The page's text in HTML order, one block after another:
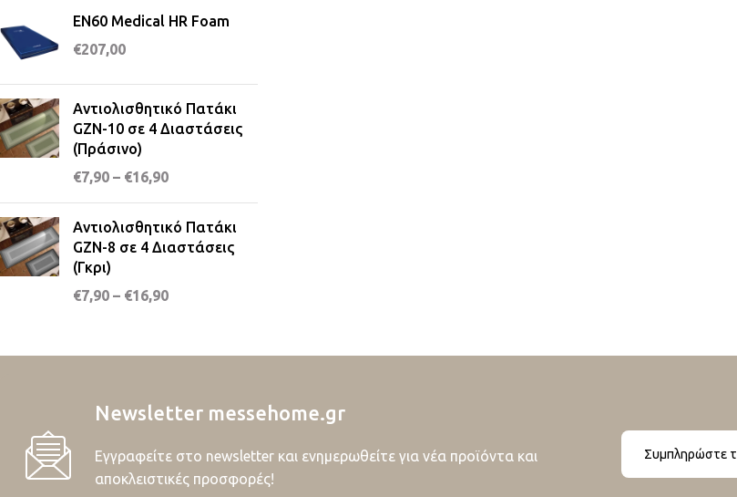
EN60 Medical HR Foam
€207,00
Αντιολισθητικό Πατάκι
GZN-10 σε 4 Διαστάσεις
(Πράσινο)
€7,90 – €16,90
Αντιολισθητικό Πατάκι
GZN-8 σε 4 Διαστάσεις
(Γκρι)
€7,90 – €16,90
Newsletter messehome.gr
Εγγραφείτε στο newsletter και ενημερωθείτε για νέα προϊόντα και
αποκλειστικές προσφορές!